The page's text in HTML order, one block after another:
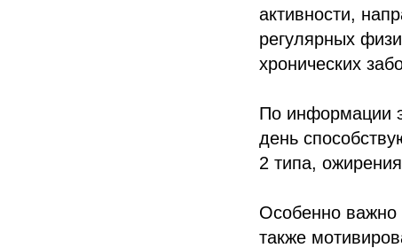
активности,
регулярных
хронических
По информации
день
2 типа,
Особенно важно
также